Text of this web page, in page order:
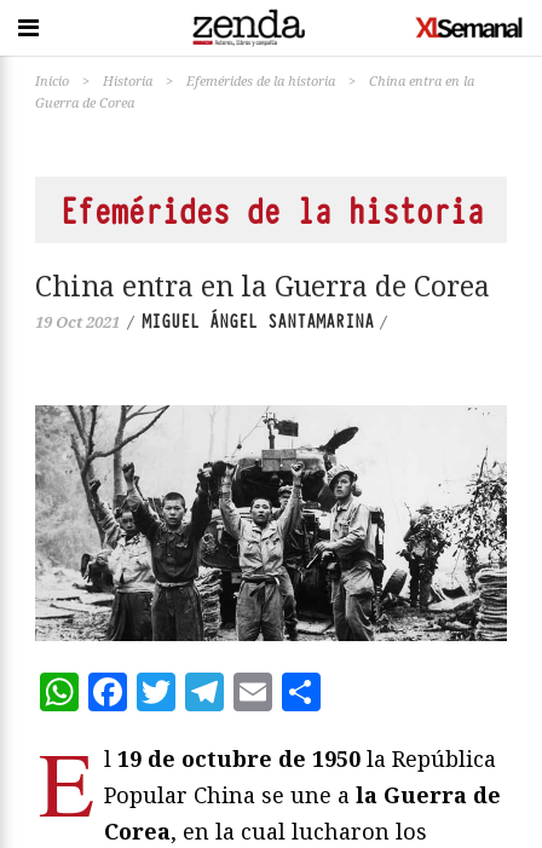
Inicio > Historia > Efemérides de la historia >
China entra en la
Guerra de Corea
Efemérides de la historia
China entra en la Guerra de Corea
19 Oct 2021 / MIGUEL ÁNGEL SANTAMARINA /
WhatsApp
Facebook
Twitter
Telegram
Email
E l 19 de octubre de 1950 la República
Popular China se une a la Guerra de
Corea, en la cual lucharon los